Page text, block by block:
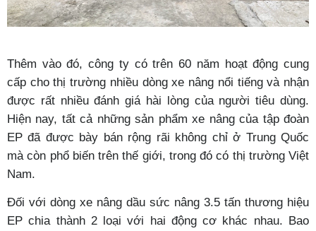
Thêm vào đó, công ty có trên 60 năm hoạt động cung
cấp cho thị trường nhiều dòng xe nâng nổi tiếng và nhận
được rất nhiều đánh giá hài lòng của người tiêu dùng.
Hiện nay, tất cả những sản phẩm xe nâng của tập đoàn
EP đã được bày bán rộng rãi không chỉ ở Trung Quốc
mà còn phổ biến trên thế giới, trong đó có thị trường Việt
Nam.
Đối với dòng xe nâng dầu sức nâng 3.5 tấn thương hiệu
EP chia thành 2 loại với hai động cơ khác nhau. Bao